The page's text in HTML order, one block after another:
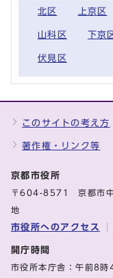
北区 上京区
山科区 下京
伏見区
このサイトの考え方
著作権・リンク等
京都市役所
〒604-8571 京都市中
地
市役所へのアクセス
開庁時間
市役所本庁舎：午前8